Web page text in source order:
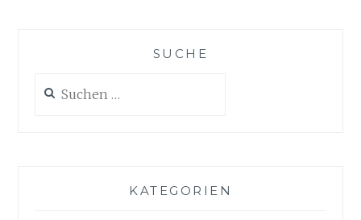
SUCHE
nach:
KATEGORIEN